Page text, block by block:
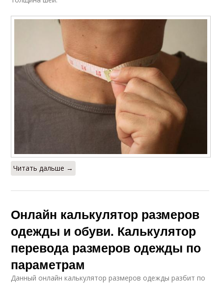
Читать дальше →
Онлайн калькулятор размеров
одежды и обуви. Калькулятор
перевода размеров одежды по
параметрам
Данный онлайн калькулятор размеров одежды разбит по